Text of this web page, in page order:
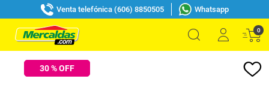
Venta telefónica (606) 8850505 Whatsapp
0
30% OFF